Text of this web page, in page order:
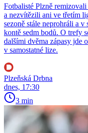
Fotbalisté Plzně
a nezvítězili ani ve třetím
sezoně stále neprohráli a
kontě sedm bodů. O trefy
dalšími dvěma zápasy jde
v samostatné lize.
Plzeňská Drbna
dnes, 17:30
3 min